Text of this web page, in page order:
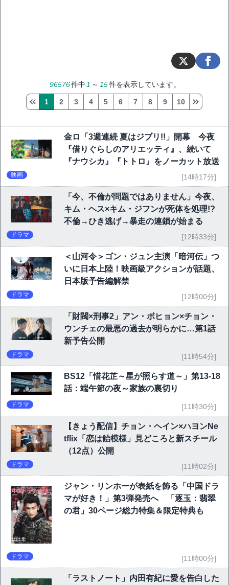
96576件中 1 ～ 15件を表示しています。
1 2 3 4 5 6 7 8 9 10
金ロ「3週連続 夏はジブリ!!」開幕 今夜
『借りぐらしのアリエッティ』、続いて
『ナウシカ』『トトロ』をノーカット放送
映画 [14時17分]
「今、不倫が問題ではありません」今夜、
キム・ヘス×キム・ジフンが死体を処理!?
不倫→ひき逃げ→暴走の連鎖が始まる
ドラマ [12時33分]
＜山河令＞ゴン・ジュン主演「暗河伝」つ
いに日本上陸！映画級アクションが話題、
日本版予告編解禁
ドラマ [12時00分]
「財閥×刑事2」アン・ボヒョン×チョン・
ウンチェの最悪の過去が明らかに…第1話
新予告公開
ドラマ [11時54分]
BS12「惜花芷～星が照らす道～」第13-18
話：端午節の夜～家族の裏切り
ドラマ [11時30分]
【きょう配信】チョン・ヘイン×ハヨンNe
tflix「恋は飴模様」見どころと新スチール
（12点）公開
ドラマ [11時02分]
ジャン・リンホーが表紙を飾る「中国ドラ
マが好き！」第3弾発売へ 「逐玉：翡翠
の君」30ページ総力特集＆限定特典も
ドラマ [11時00分]
「ラストノート」内田有紀に愛を告白した